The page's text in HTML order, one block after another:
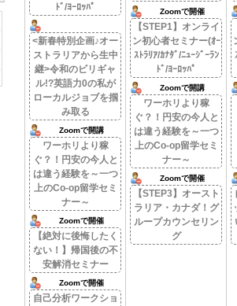
ﾄﾞ/ﾖｰﾛｯﾊﾟ
<新春特別企画♪オー
ストラリアから生中
継>令和のビリギャ
ル!?英語力0の私が
ローカルジョブを掴
み取る
Zoomで開講
ワーホリより稼
ぐ？！円安の今人と
は違う経験を～一つ
上のCo-op留学セミ
ナー～
Zoomで開催
【絶対に後悔したく
ない！】帰国後の不
安解消セミナー
Zoomで開催
自己分析ワークショ
Zoomで開催
【STEP1】オンライ
ン初心者セミナー(ｵｰ
ｽﾄﾗﾘｱ/ｶﾅﾀﾞ/ﾆｭｰｼﾞｰﾗﾝ
ﾄﾞ/ﾖｰﾛｯﾊﾟ
Zoomで開講
ワーホリより稼
ぐ？！円安の今人と
は違う経験を～一つ
上のCo-op留学セミ
ナー～
Zoomで開催
【STEP3】オースト
ラリア・カナダ！グ
ループカウンセリン
グ